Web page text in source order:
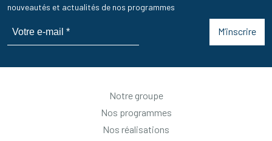
nouveautés et actualités de nos programmes
M’inscrire
Notre groupe
Nos programmes
Nos réalisations